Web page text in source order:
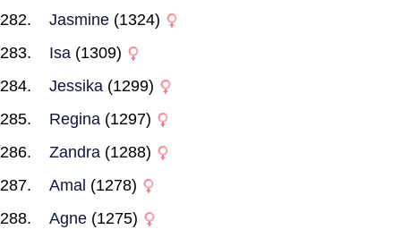
Jasmine (1324)
Isa (1309)
Jessika (1299)
Regina (1297)
Zandra (1288)
Amal (1278)
Agne (1275)